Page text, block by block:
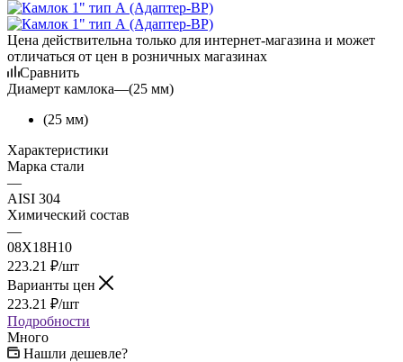
Цена действительна только для интернет-магазина и может
отличаться от цен в розничных магазинах
Сравнить
Диамерт камлока—(25 мм)
(25 мм)
Характеристики
Марка стали
—
AISI 304
Химический состав
—
08Х18Н10
223.21 ₽/шт
Варианты цен
223.21 ₽/шт
Подробности
Много
Нашли дешевле?